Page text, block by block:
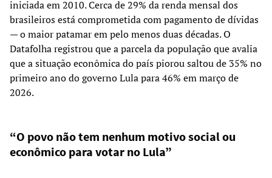
iniciada em 2010. Cerca de 29% da renda mensal dos
brasileiros está comprometida com pagamento de dívidas
— o maior patamar em pelo menos duas décadas. O
Datafolha registrou que a parcela da população que avalia
que a situação econômica do país piorou saltou de 35% no
primeiro ano do governo Lula para 46% em março de
2026.
“O povo não tem nenhum motivo social ou
econômico para votar no Lula”